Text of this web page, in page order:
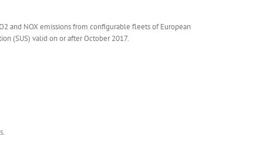
and NOX emissions from configurable fleets of European
(SUS) valid on or after October 2017.